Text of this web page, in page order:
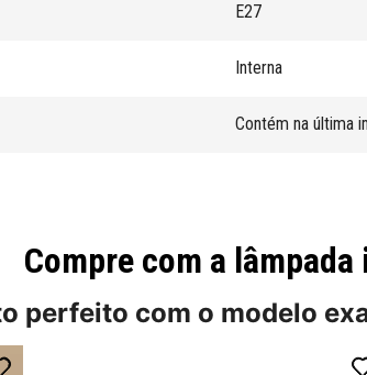
E27
Interna
Contém na última
Compre com a lâmpada
perfeito com o modelo